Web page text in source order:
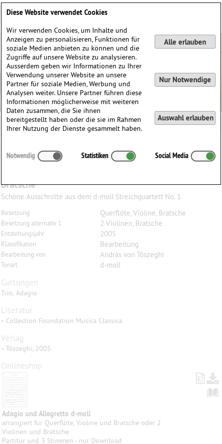
Adagio und Allegretto d-moll, arrangiert für
Bratsche
Schöne Ausschnitte aus dem d-moll Streichquartett No. 1
Besetzung Querflöte, Violine, Bratsche
Besetzung alternativ 1 2 Violinen, Bratsche
Entstehungsjahr 2005
Klassifikation Bearbeitung
Bearbeitung von András von Tószeghi
Tonart d-moll
Gattungen
Trio, Adagio
Literatur
• Collection Foundation Musica Classica
Verlag
• Tószeghi, 2005
Onlineshop
Adagio und Allegretto d-moll
arrangiert für Querflöte, Violine und Bratsche oder 2
Violinen und Bratsche
Partitur und 3 Stimmen - nur Download
Diese Website verwendet Cookies
Wir verwenden Cookies, um Inhalte und
Anzeigen zu personalisieren, Funktionen für
soziale Medien anbieten zu können und die
Zugriffe auf unsere Website zu analysieren.
Ausserdem geben wir Informationen zu Ihrer
Verwendung unserer Website an unsere
Partner für soziale Medien, Werbung und
Analysen weiter. Unsere Partner führen diese
Informationen möglicherweise mit weiteren
Daten zusammen, die Sie ihnen
bereitgestellt haben oder die sie im Rahmen
Ihrer Nutzung der Dienste gesammelt haben.
Alle erlauben
Nur Notwendige
Auswahl erlauben
Notwendig Statistiken Social Media